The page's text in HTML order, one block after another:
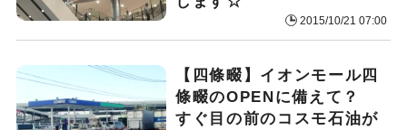
2015/10/21 07:00
【四條畷】イオンモール四
條畷のOPENに備えて？
すぐ目の前のコスモ石油が